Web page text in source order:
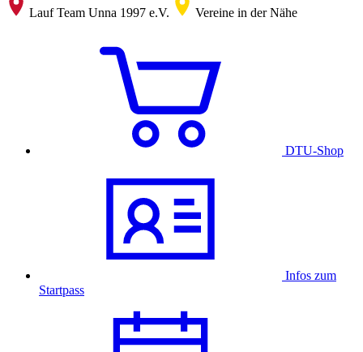
Lauf Team Unna 1997 e.V. Vereine in der Nähe
DTU-Shop
Infos zum
Startpass